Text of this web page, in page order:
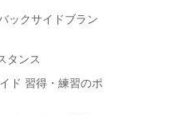
ックサイドブラン
タンス
ド 習得・練習のポ